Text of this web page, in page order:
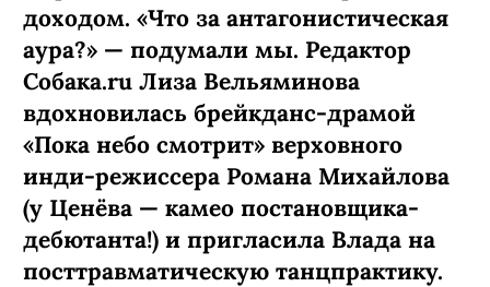
доходом. «Что за антагонистическая
аура?» — подумали мы. Редактор
Собака.ru Лиза Вельяминова
вдохновилась брейкданс-­драмой
«Пока небо смотрит» верховного
инди-режиссера Романа Михайлова
(у Ценёва — камео постановщика-
дебютанта!) и пригласила Влада на
посттравматическую танцпрактику.